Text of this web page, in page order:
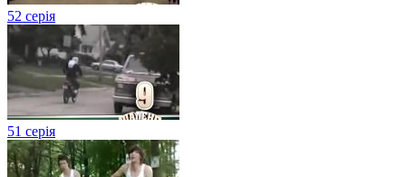
52 серія
51 серія